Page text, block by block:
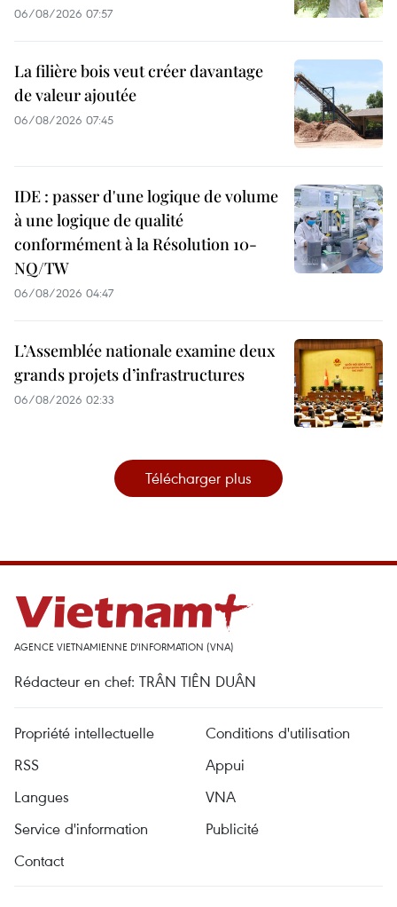
06/08/2026 07:57
La filière bois veut créer davantage
de valeur ajoutée
06/08/2026 07:45
IDE : passer d'une logique de volume
à une logique de qualité
conformément à la Résolution 10-
NQ/TW
06/08/2026 04:47
L’Assemblée nationale examine deux
grands projets d’infrastructures
06/08/2026 02:33
Télécharger plus
AGENCE VIETNAMIENNE D'INFORMATION (VNA)
Rédacteur en chef: TRÂN TIÊN DUÂN
Propriété intellectuelle
Conditions d'utilisation
RSS
Appui
Langues
VNA
Service d'information
Publicité
Contact